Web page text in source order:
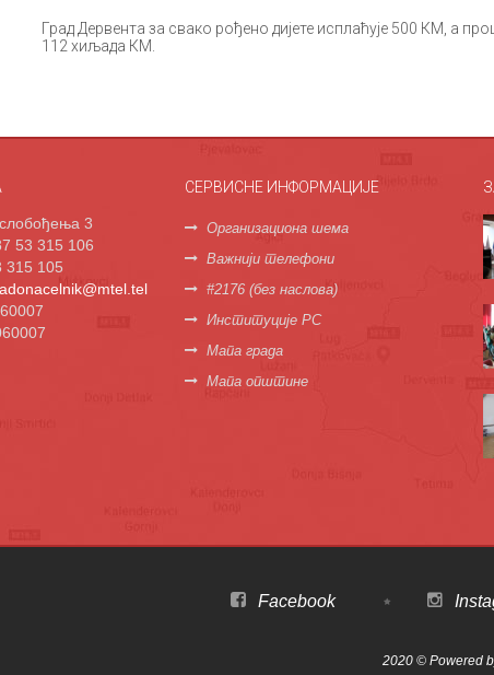
Град Дервента за свако рођено дијете исплаћује 500 КМ, а
112 хиљада КМ.
3
53 315 106
315 105
СЕРВИСНЕ ИНФОРМАЦИЈЕ
Организациона шема
Важнији телефони
#2176 (без наслова)
Институције РС
Мапа града
Мапа општине
Facebook
2020 © Powered